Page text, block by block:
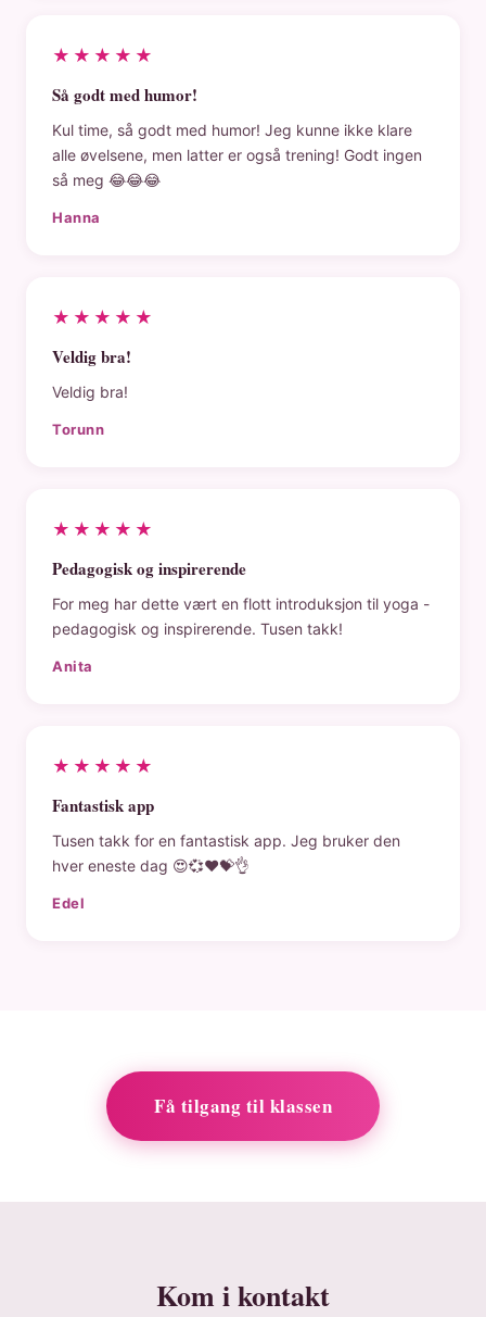
★★★★★
Så godt med humor!
Kul time, så godt med humor! Jeg kunne ikke klare
alle øvelsene, men latter er også trening! Godt ingen
så meg 😂😂😂
Hanna
★★★★★
Veldig bra!
Veldig bra!
Torunn
★★★★★
Pedagogisk og inspirerende
For meg har dette vært en flott introduksjon til yoga -
pedagogisk og inspirerende. Tusen takk!
Anita
★★★★★
Fantastisk app
Tusen takk for en fantastisk app. Jeg bruker den
hver eneste dag 😍💞❤️💝👌
Edel
Få tilgang til klassen
Kom i kontakt